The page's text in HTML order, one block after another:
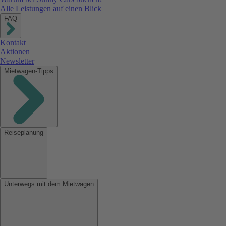
Alle Leistungen auf einen Blick
FAQ
Kontakt
Aktionen
Newsletter
Mietwagen-Tipps
Reiseplanung
Unterwegs mit dem Mietwagen